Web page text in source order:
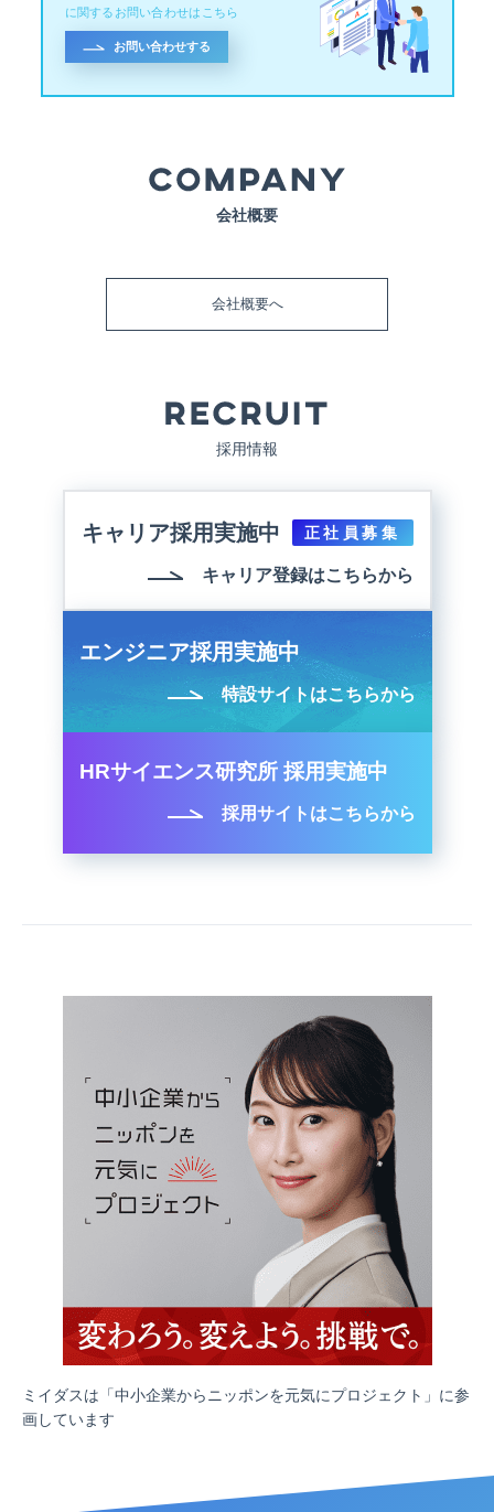
に関するお問い合わせはこちら
お問い合わせする
会社概要
会社概要へ
採用情報
キャリア採用実施中 正社員募集
キャリア登録はこちらから
エンジニア採用実施中
特設サイトはこちらから
HRサイエンス研究所 採用実施中
採用サイトはこちらから
ミイダスは「中小企業からニッポンを元気にプロジェクト」に参
画しています